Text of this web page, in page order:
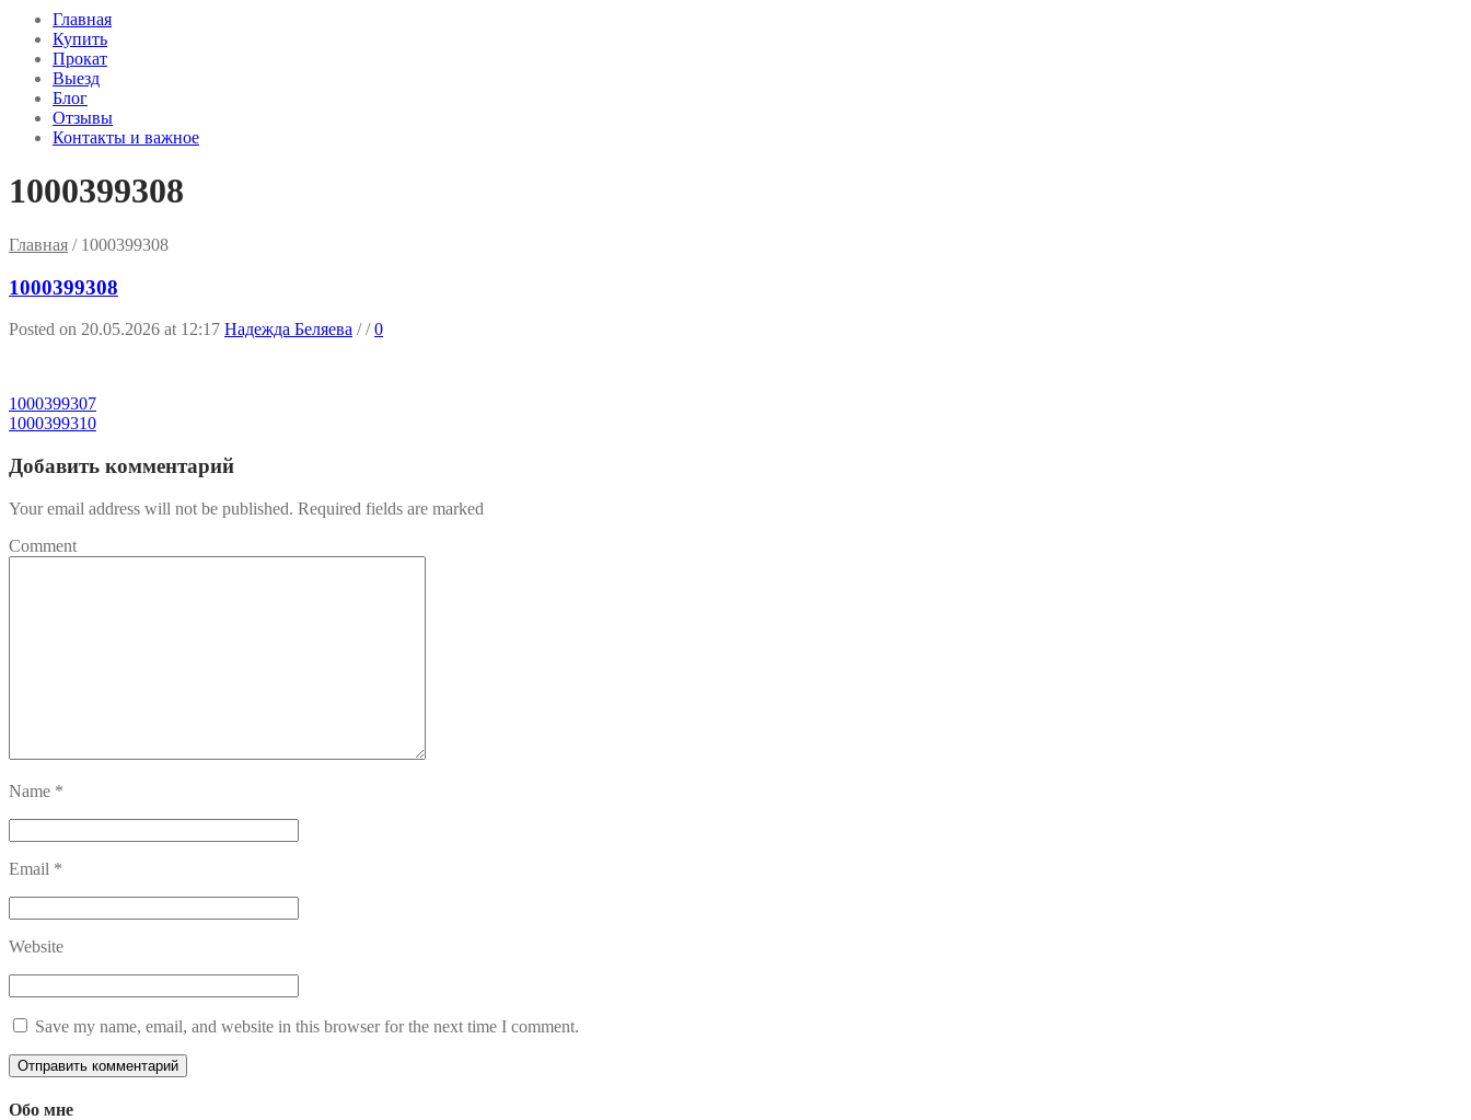
Главная
Купить
Прокат
Выезд
Блог
Отзывы
Контакты и важное
1000399308
Главная / 1000399308
1000399308
Posted on 20.05.2026 at 12:17 Надежда Беляева //0
1000399307
1000399310
Добавить комментарий
Your email address will not be published. Required fields are marked
Comment
Name *
Email *
Website
Save my name, email, and website in this browser for the next time I comment.
Обо мне